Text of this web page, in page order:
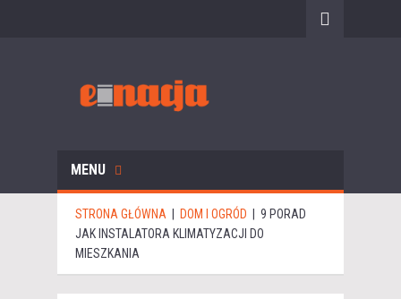
MENU
STRONA GŁÓWNA DOM I OGRÓD
9 PORAD
JAK INSTALATORA KLIMATYZACJI DO
MIESZKANIA